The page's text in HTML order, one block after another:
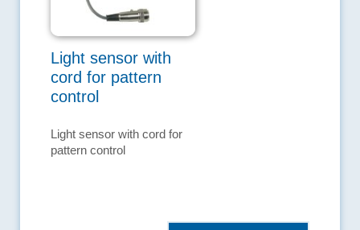
Light sensor with
cord for pattern
control
Light sensor with cord for
pattern control